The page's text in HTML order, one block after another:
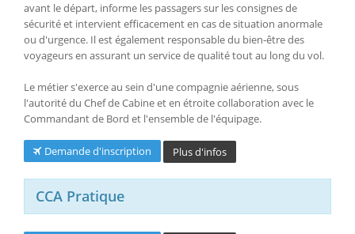
avant le départ, informe les passagers sur les consignes de
sécurité et intervient efficacement en cas de situation anormale
ou d'urgence. Il est également responsable du bien-être des
voyageurs en assurant un service de qualité tout au long du vol.
Le métier s'exerce au sein d'une compagnie aérienne, sous
l'autorité du Chef de Cabine et en étroite collaboration avec le
Commandant de Bord et l'ensemble de l'équipage.
Demande d'inscription Plus d'infos
CCA Pratique